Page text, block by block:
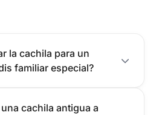
la cachila para un
familiar especial?
cachila antigua a